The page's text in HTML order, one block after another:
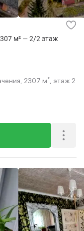
м² — 2/2 этаж
2307 м², этаж 2